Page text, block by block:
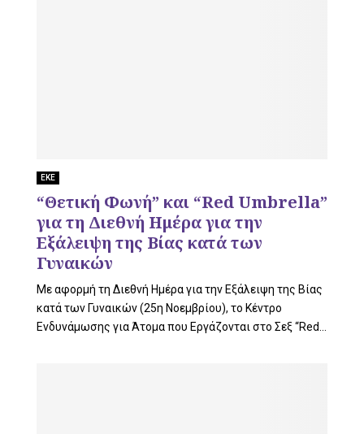
ΕΚΕ
“Θετική Φωνή” και “Red Umbrella”
για τη Διεθνή Ημέρα για την
Εξάλειψη της Βίας κατά των
Γυναικών
Με αφορμή τη Διεθνή Ημέρα για την Εξάλειψη της Βίας
κατά των Γυναικών (25η Νοεμβρίου), το Κέντρο
Ενδυνάμωσης για Άτομα που Εργάζονται στο Σεξ “Red...